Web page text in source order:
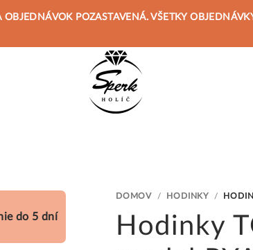
POZASTAVENÁ. VŠETKY
DOMOV / HODINKY /
Hodinky
do 5 dní